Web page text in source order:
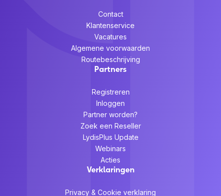
Contact
Klantenservice
Vacatures
Algemene voorwaarden
Routebeschrijving
Partners
Registreren
Inloggen
Partner worden?
Zoek een Reseller
LydisPlus Update
Webinars
Acties
Verklaringen
Privacy & Cookie verklaring